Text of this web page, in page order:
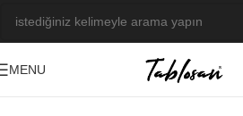
MENU